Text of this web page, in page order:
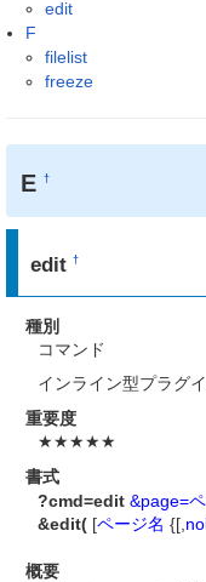
edit
F
filelist
freeze
E†
edit†
種別
コマンド
インライン型プラグ
重要度
★★★★★
書式
?cmd=edit &page=
&edit( [ページ名 {[,
概要